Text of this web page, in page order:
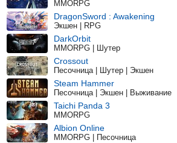
MMORPG
DragonSword : Awakening
Экшен | RPG
DarkOrbit
MMORPG | Шутер
Crossout
Песочница | Шутер | Экшен
Steam Hammer
Песочница | Экшен | Выживание
Taichi Panda 3
MMORPG
Albion Online
MMORPG | Песочница